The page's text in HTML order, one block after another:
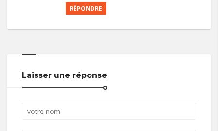
RÉPONDRE
Laisser une réponse